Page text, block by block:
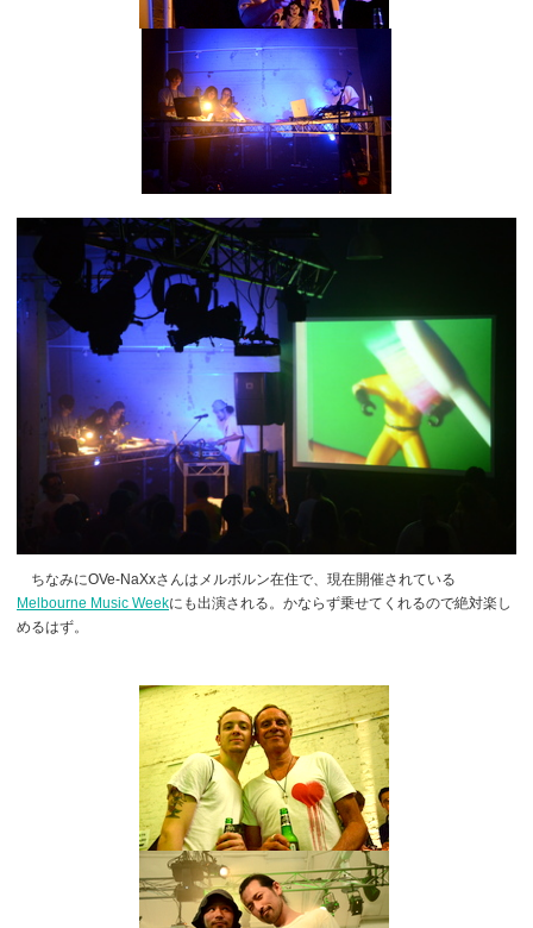
ちなみにOVe-NaXxさんはメルボルン在住で、現在開催されている
Melbourne Music Weekにも出演される。かならず乗せてくれるので絶対楽し
めるはず。